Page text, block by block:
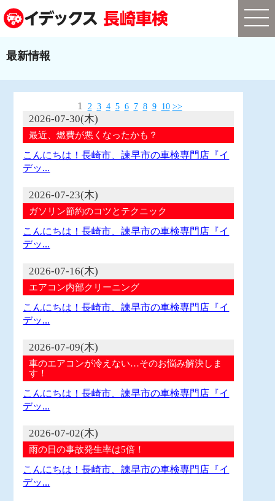
最新情報
1 2 3 4 5 6 7 8 9 10 >>
2026-07-30(木)
最近、燃費が悪くなったかも？
こんにちは！長崎市、諫早市の車検専門店『イ
デッ...
2026-07-23(木)
ガソリン節約のコツとテクニック
こんにちは！長崎市、諫早市の車検専門店『イ
デッ...
2026-07-16(木)
エアコン内部クリーニング
こんにちは！長崎市、諫早市の車検専門店『イ
デッ...
2026-07-09(木)
車のエアコンが冷えない…そのお悩み解決しま
す！
こんにちは！長崎市、諫早市の車検専門店『イ
デッ...
2026-07-02(木)
雨の日の事故発生率は5倍！
こんにちは！長崎市、諫早市の車検専門店『イ
デッ...